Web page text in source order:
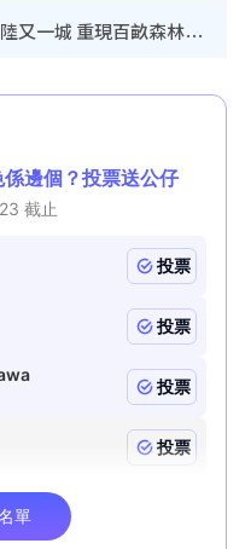
小熊維尼100週年快閃店登陸又一城 重現百畝森林經典場景／獨家限定盲盒登場／專屬DIY香水